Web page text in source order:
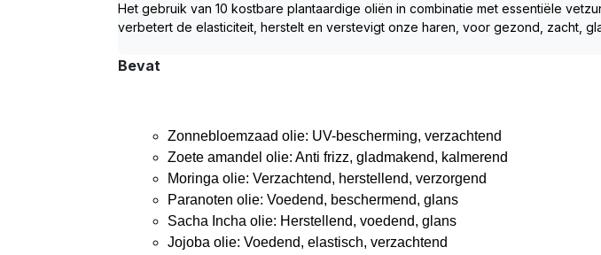
Het gebruik van 10 kostbare plantaardige oliën in combinatie met essentiële
verbetert de elasticiteit, herstelt en verstevigt onze haren, voor gezond, zacht,
Bevat
Zonnebloemzaad olie: UV-bescherming, verzachtend
Zoete amandel olie: Anti frizz, gladmakend, kalmerend
Moringa olie: Verzachtend, herstellend, verzorgend
Paranoten olie: Voedend, beschermend, glans
Sacha Incha olie: Herstellend, voedend, glans
Jojoba olie: Voedend, elastisch, verzachtend